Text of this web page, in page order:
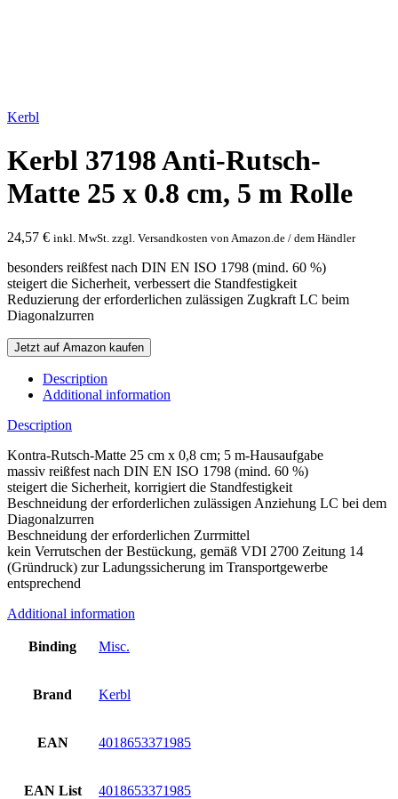
Kerbl
Kerbl 37198 Anti-Rutsch-
Matte 25 x 0.8 cm, 5 m Rolle
24,57 € inkl. MwSt. zzgl. Versandkosten von Amazon.de / dem Händler
besonders reißfest nach DIN EN ISO 1798 (mind. 60 %)
steigert die Sicherheit, verbessert die Standfestigkeit
Reduzierung der erforderlichen zulässigen Zugkraft LC beim
Diagonalzurren
Jetzt auf Amazon kaufen
Description
Additional information
Description
Kontra-Rutsch-Matte 25 cm x 0,8 cm; 5 m-Hausaufgabe
massiv reißfest nach DIN EN ISO 1798 (mind. 60 %)
steigert die Sicherheit, korrigiert die Standfestigkeit
Beschneidung der erforderlichen zulässigen Anziehung LC bei dem
Diagonalzurren
Beschneidung der erforderlichen Zurrmittel
kein Verrutschen der Bestückung, gemäß VDI 2700 Zeitung 14
(Gründruck) zur Ladungssicherung im Transportgewerbe
entsprechend
Additional information
Binding Misc.
Brand Kerbl
EAN 4018653371985
EAN List 4018653371985